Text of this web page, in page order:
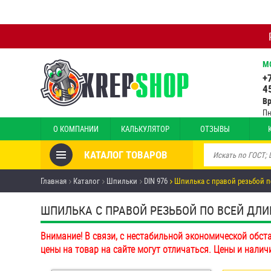
О КОМПАНИИ КАЛЬКУЛЯТОР ОТЗЫВЫ
КАТАЛОГ ТОВАРОВ
Товары со скидкой
Анкеры
Антивандальный крепёж,
инструмент
Болты и винты
Главная Каталог Шпильки DIN 976 Шпилька с правой резьбой
ШПИЛЬКА С ПРАВОЙ РЕЗЬБОЙ ПО ВСЕЙ
Внимание! В связи, с нестабильной экономической
цены на товар на сайте могут отличаться. Цены и